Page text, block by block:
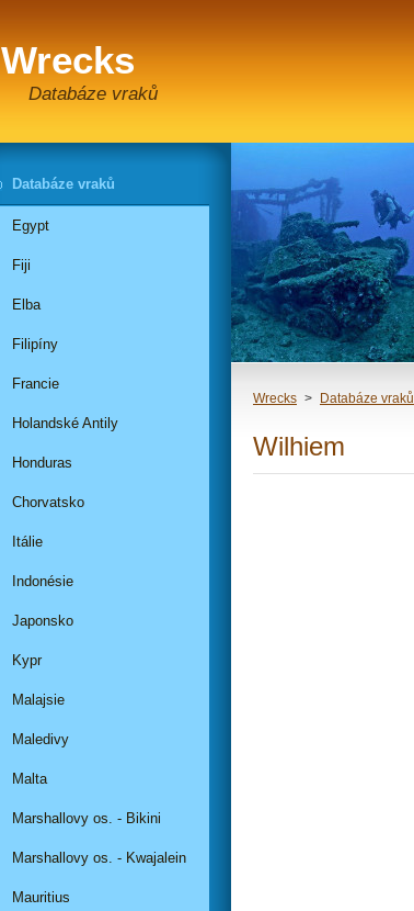
Wrecks
Databáze vraků
Wrecks > Databáze vraků
Wilhiem
Databáze vraků
Egypt
Fiji
Elba
Filipíny
Francie
Holandské Antily
Honduras
Chorvatsko
Itálie
Indonésie
Japonsko
Kypr
Malajsie
Maledivy
Malta
Marshallovy os. - Bikini
Marshallovy os. - Kwajalein
Mauritius